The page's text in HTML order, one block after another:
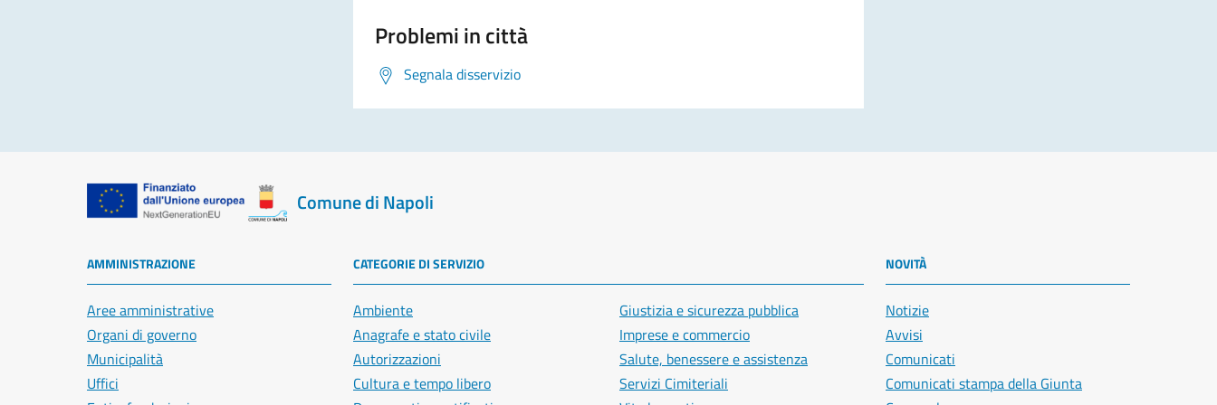
Problemi in città
Segnala disservizio
Comune di Napoli
AMMINISTRAZIONE
Aree amministrative
Organi di governo
Municipalità
Uffici
CATEGORIE DI SERVIZIO
Ambiente
Anagrafe e stato civile
Autorizzazioni
Cultura e tempo libero
Giustizia e sicurezza pubblica
Imprese e commercio
Salute, benessere e assistenza
Servizi Cimiteriali
NOVITÀ
Notizie
Avvisi
Comunicati
Comunicati stampa della Giunta